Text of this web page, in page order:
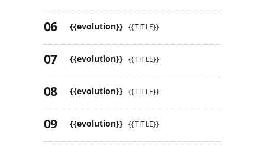
{{evolution}} {{TITLE}}
{{evolution}} {{TITLE}}
{{evolution}} {{TITLE}}
{{evolution}} {{TITLE}}